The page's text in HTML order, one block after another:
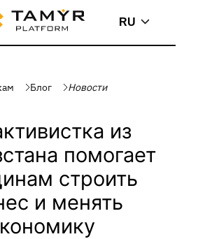
RU
Блог Новости
из
помогает
строить
и менять